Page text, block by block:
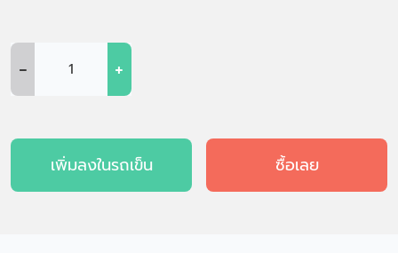
- +
เพิ่มลงในรถเข็น ซื้อเลย